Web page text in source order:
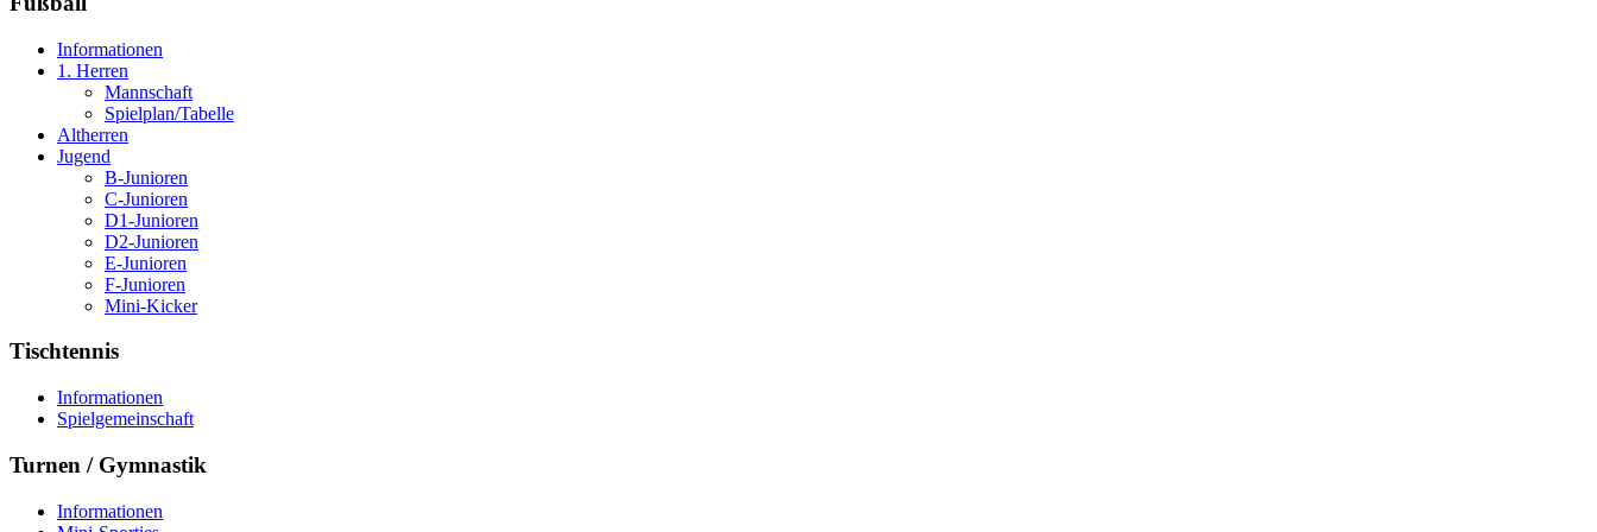
Informationen
1. Herren
Mannschaft
Spielplan/Tabelle
Altherren
Jugend
B-Junioren
C-Junioren
D1-Junioren
D2-Junioren
E-Junioren
F-Junioren
Mini-Kicker
Tischtennis
Informationen
Spielgemeinschaft
Turnen / Gymnastik
Informationen